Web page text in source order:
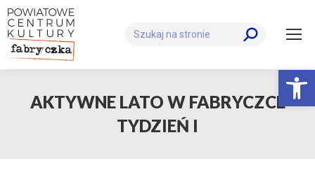
Szukaj:
AKTYWNE LATO W FABRYCZCE
TYDZIEŃ I